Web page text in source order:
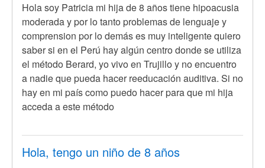
Anónimo
(no
verificado)
Hola soy Patricia mi hija de 8 años tiene hipoacusia
moderada y por lo tanto problemas de lenguaje y
comprension por lo demás es muy inteligente quiero
saber si en el Perú hay algún centro donde se utiliza
el método Berard, yo vivo en Trujillo y no encuentro
a nadie que pueda hacer reeducación auditiva. Si no
hay en mi país como puedo hacer para que mi hija
acceda a este método
Hola, tengo un niño de 8 años